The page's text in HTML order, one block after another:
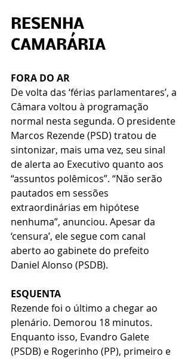
RESENHA
CAMARÁRIA
FORA DO AR
De volta das ‘férias parlamentares’, a
Câmara voltou à programação
normal nesta segunda. O presidente
Marcos Rezende (PSD) tratou de
sintonizar, mais uma vez, seu sinal
de alerta ao Executivo quanto aos
“assuntos polêmicos”. “Não serão
pautados em sessões
extraordinárias em hipótese
nenhuma”, anunciou. Apesar da
‘censura’, ele segue com canal
aberto ao gabinete do prefeito
Daniel Alonso (PSDB).
ESQUENTA
Rezende foi o último a chegar ao
plenário. Demorou 18 minutos.
Enquanto isso, Evandro Galete
(PSDB) e Rogerinho (PP), primeiro e